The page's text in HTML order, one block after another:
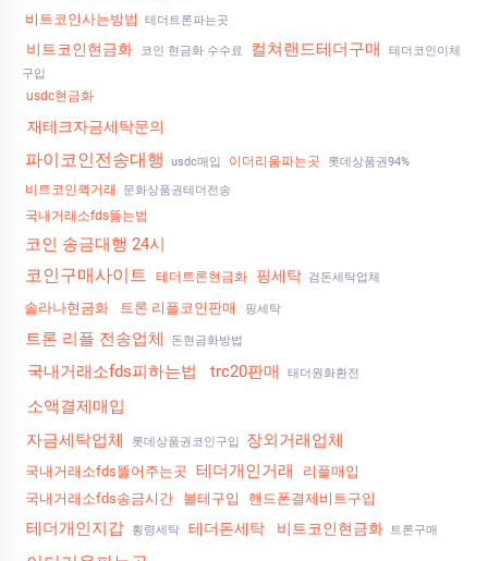
비트코인사는방법 테더트론파는곳
비트코인현금화 코인 현금화 수수료 컬쳐랜드테더구매
테더코인이체
구입
usdc현금화
재테크자금세탁문의
파이코인전송대행 usdc매입 이더리움파는곳 롯데상품권94%
비트코인퀵거래 문화상품권테더전송
국내거래소fds뚫는법
코인 송금대행 24시
코인구매사이트 테더트론현금화 핑세탁 검돈세탁업체
솔라나현금화 트론 리플코인판매 핑세탁
트론 리플 전송업체 돈현금화방법
국내거래소fds피하는법 trc20판매 태더원화환전
소액결제매입
자금세탁업체
롯데상품권코인구입 장외거래업체
국내거래소fds뚫어주는곳 테더개인거래
리플매입
국내거래소fds송금시간
블테구입 핸드폰결제비트구입
테더개인지갑 횡령세탁 테더돈세탁 비트코인현금화 트론구매